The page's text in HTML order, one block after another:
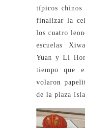
típicos chinos
finalizar la
los cuatro
escuelas
Yuan y Li
tiempo que
volaron
de la plaza